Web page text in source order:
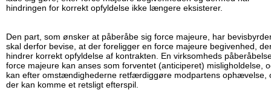
hindringen for korrekt opfyldelse ikke længere eksisterer.
Den part, som ønsker at påberåbe sig force majeure, har
skal derfor bevise, at der foreligger en force majeure begivenhed,
hindrer korrekt opfyldelse af kontrakten. En virksomheds
force majeure kan anses som forventet (anticiperet) misligholdelse,
kan efter omstændighederne retfærdiggøre modpartens ophævelse,
der kan komme et retsligt efterspil.